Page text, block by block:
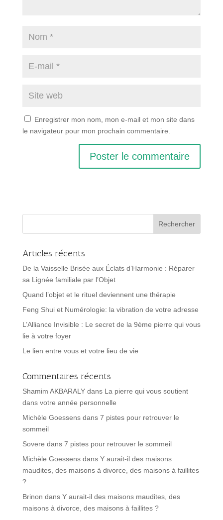
Enregistrer mon nom, mon e-mail et mon site dans
le navigateur pour mon prochain commentaire.
Articles récents
De la Vaisselle Brisée aux Éclats d’Harmonie : Réparer
sa Lignée familiale par l’Objet
Quand l’objet et le rituel deviennent une thérapie
Feng Shui et Numérologie: la vibration de votre adresse
L’Alliance Invisible : Le secret de la 9ème pierre qui vous
lie à votre foyer
Le lien entre vous et votre lieu de vie
Commentaires récents
Shamim AKBARALYdans La pierre qui vous soutient
dans votre année personnelle
Michèle Goessensdans 7 pistes pour retrouver le
sommeil
Sovere dans 7 pistes pour retrouver le sommeil
Michèle Goessensdans Y aurait-il des maisons
maudites, des maisons à divorce, des maisons à faillites
?
Brinon dans Y aurait-il des maisons maudites, des
maisons à divorce, des maisons à faillites ?